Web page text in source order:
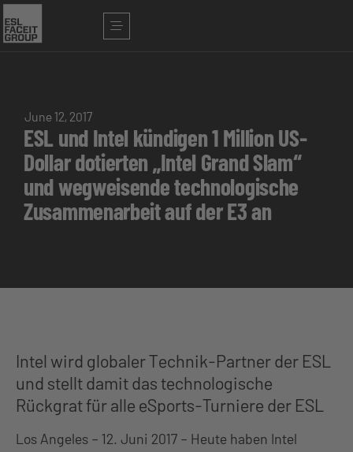
June 12, 2017
ESL und Intel kündigen 1 Million US-
Dollar dotierten „Intel Grand Slam“
und wegweisende technologische
Zusammenarbeit auf der E3 an
Intel wird globaler Technik-Partner der ESL
und stellt damit das technologische
Rückgrat für alle eSports-Turniere der ESL
Los Angeles – 12. Juni 2017 – Heute haben Intel